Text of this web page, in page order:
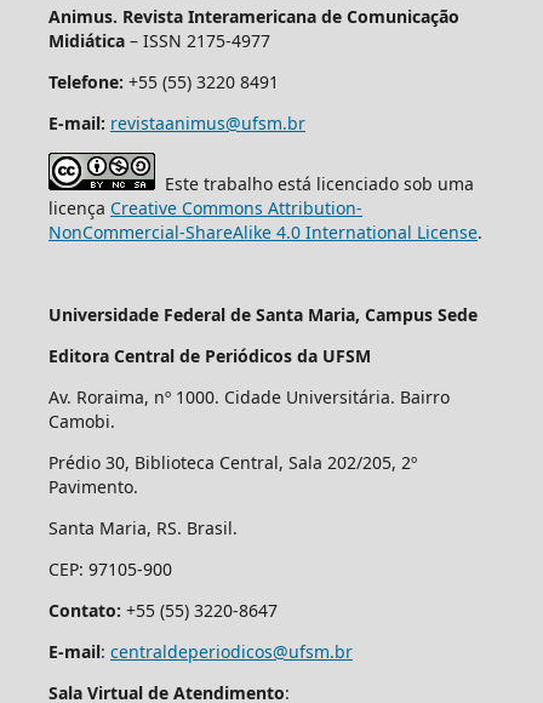
Animus. Revista Interamericana de Comunicação
Midiática– ISSN 2175-4977
Telefone: +55 (55) 3220 8491
E-mail: revistaanimus@ufsm.br
Este trabalho está licenciado sob uma
licença Creative Commons Attribution-
NonCommercial-ShareAlike 4.0 International License.
Universidade Federal de Santa Maria, Campus Sede
Editora Central de Periódicos da UFSM
Av. Roraima, nº 1000. Cidade Universitária. Bairro
Camobi.
Prédio 30, Biblioteca Central, Sala 202/205, 2º
Pavimento.
Santa Maria, RS. Brasil.
CEP: 97105-900
Contato: +55 (55) 3220-8647
E-mail: centraldeperiodicos@ufsm.br
Sala Virtual de Atendimento: